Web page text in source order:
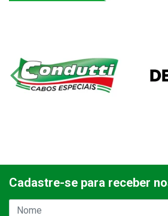
Cadastre-se para receber